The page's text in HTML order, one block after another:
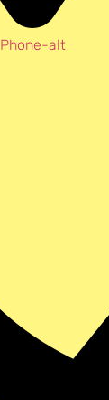
Phone-alt